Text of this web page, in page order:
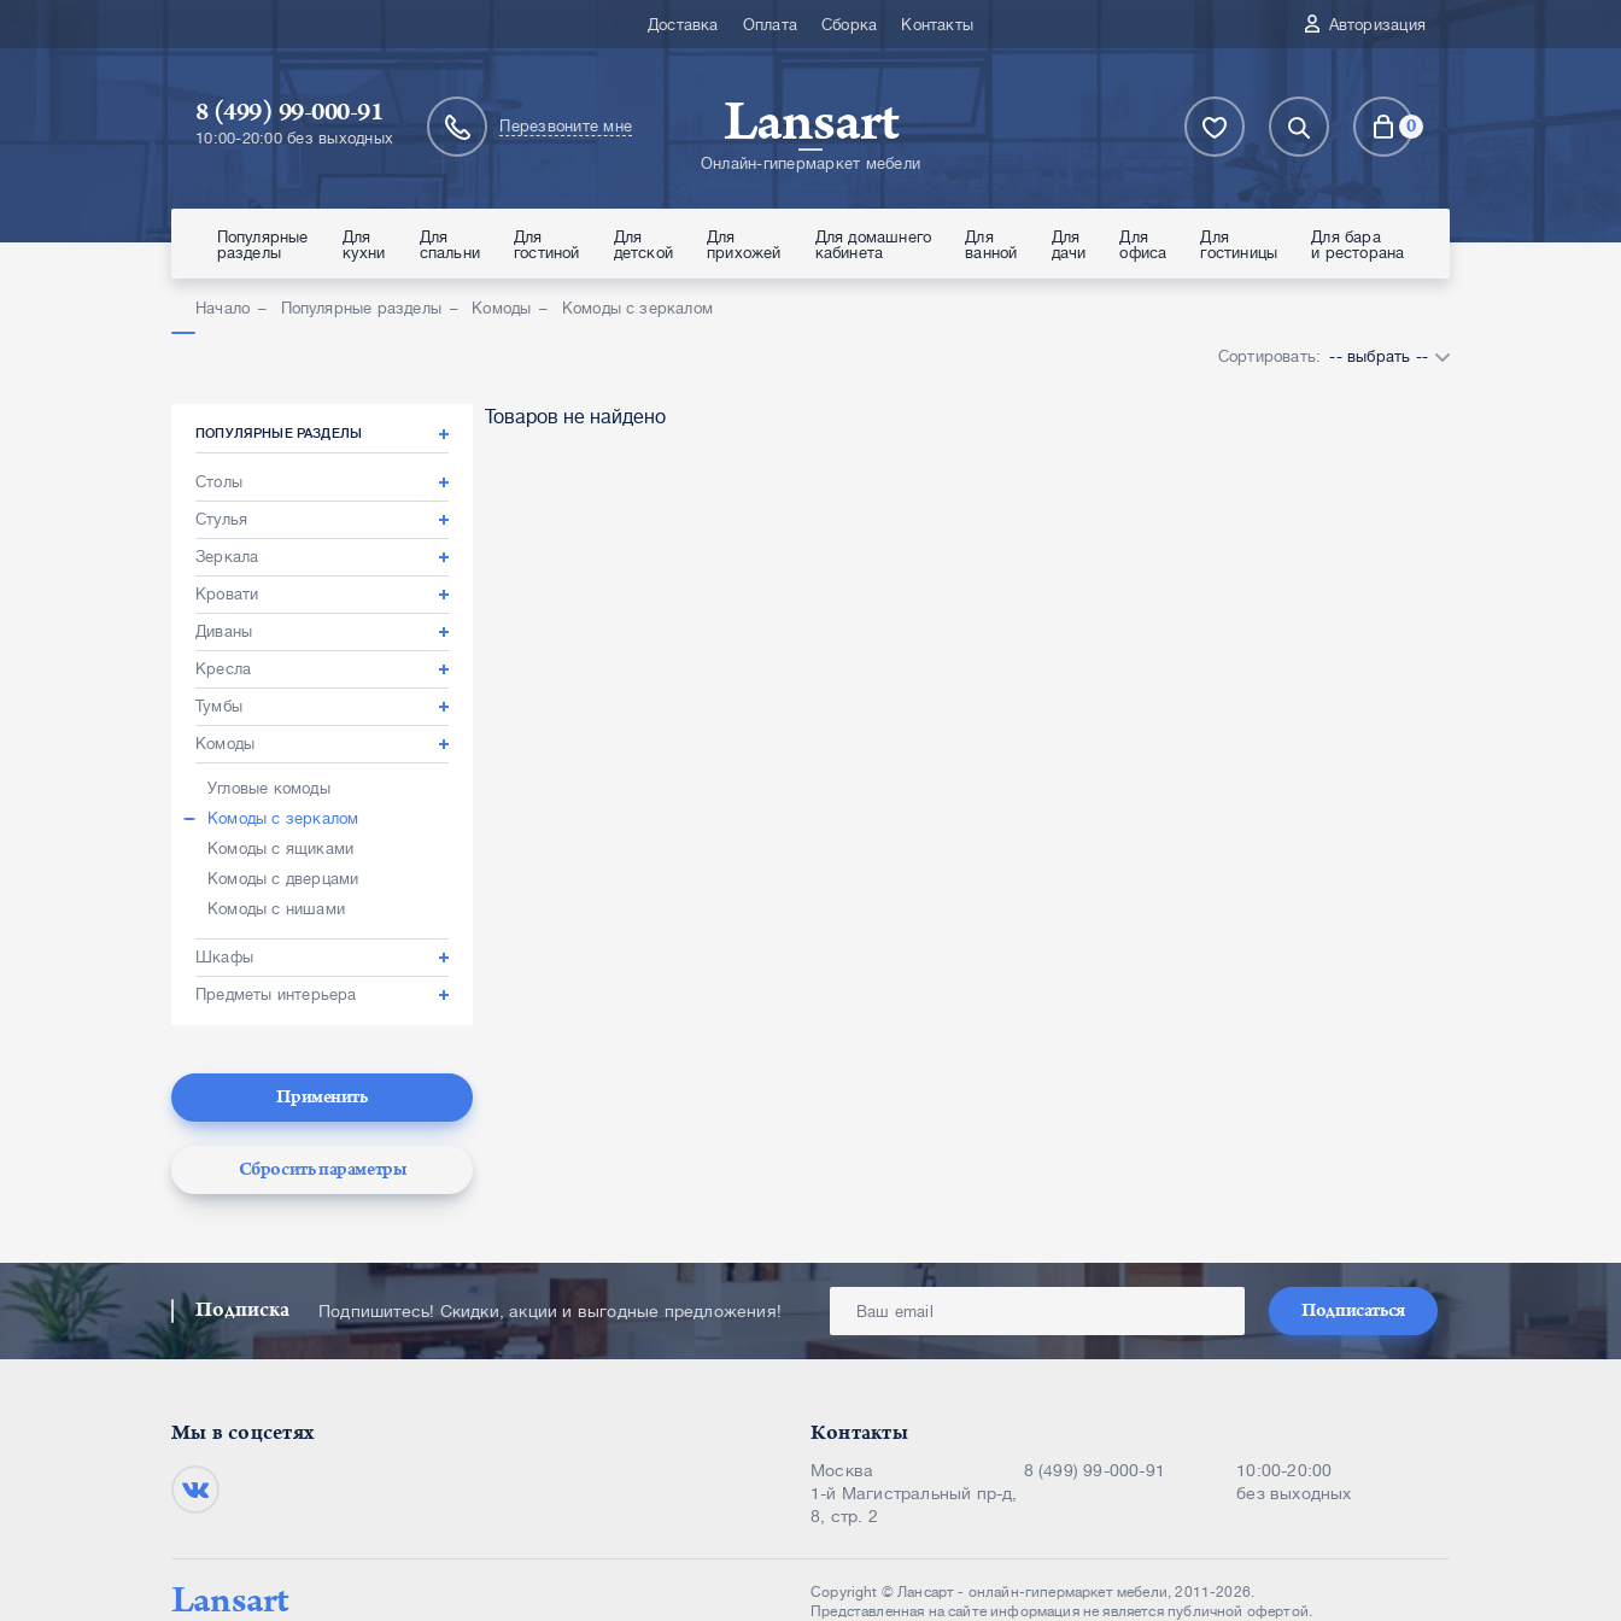
Авторизация
Доставка Оплата Сборка Контакты
8 (499) 99-000-91
10:00-20:00 без выходных
Перезвоните мне 0
Lansart
Онлайн-гипермаркет мебели
Популярные
разделы
Для
кухни
Для
спальни
Для
гостиной
Для
детской
Для
прихожей
Для домашнего
кабинета
Для
ванной
Для
дачи
Для
офиса
Для
гостиницы
Для бара
и ресторана
Начало Популярные разделы Комоды Комоды с зеркалом
Сортировать: -- выбрать --
ПОПУЛЯРНЫЕ РАЗДЕЛЫ
Столы
Стулья
Зеркала
Кровати
Диваны
Кресла
Тумбы
Комоды
Угловые комоды
Комоды с зеркалом
Комоды с ящиками
Комоды с дверцами
Комоды с нишами
Шкафы
Предметы интерьера
Применить
Сбросить параметры
Товаров не найдено
Подписка Подпишитесь! Скидки, акции и выгодные предложения! Подписаться
Мы в соцсетях Контакты
Москва
1-й Магистральный пр-д,
8, стр. 2
8 (499) 99-000-91
10:00-20:00
без выходных
Lansart
Copyright © Лансарт - онлайн-гипермаркет мебели, 2011-2026.
Представленная на сайте информация не является публичной офертой.